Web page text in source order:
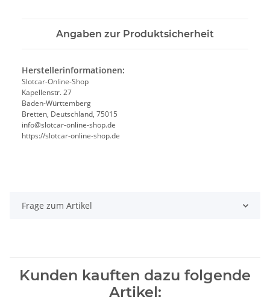
Angaben zur Produktsicherheit
Herstellerinformationen:
Slotcar-Online-Shop
Kapellenstr. 27
Baden-Württemberg
Bretten, Deutschland, 75015
info@slotcar-online-shop.de
https://slotcar-online-shop.de
Frage zum Artikel
Kunden kauften dazu folgende
Artikel: